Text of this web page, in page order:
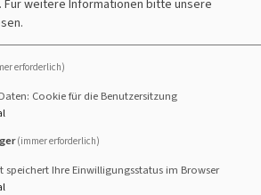
Breitengüßbach
Für weitere Informationen bitte unsere
erforderlich)
Cookie für die Benutzersitzung
(immer erforderlich)
speichert Ihre Einwilligungsstatus im Browser